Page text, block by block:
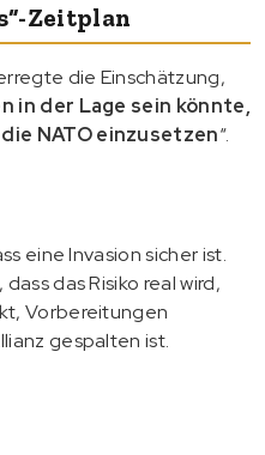
Zeitplan
die Einschätzung,
in der Lage sein könnte,
NATO einzusetzen“.
eine Invasion sicher ist.
das Risiko real wird,
Vorbereitungen
gespalten ist.